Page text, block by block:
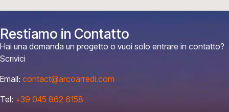
Restiamo in Contatto
Hai una domanda un progetto o vuoi solo entrare in contatto?
Scrivici
Email: contact@arcoarredi.com
Tel: +39 045 862 6158